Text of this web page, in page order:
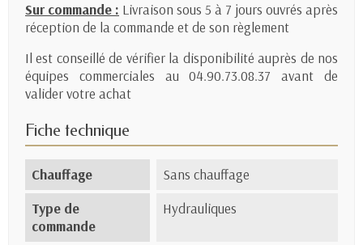
Sur commande : Livraison sous 5 à 7 jours ouvrés après
réception de la commande et de son règlement
Il est conseillé de vérifier la disponibilité auprès de nos
équipes commerciales au 04.90.73.08.37 avant de
valider votre achat
Fiche technique
Chauffage
Sans chauffage
Type de
commande
Hydrauliques